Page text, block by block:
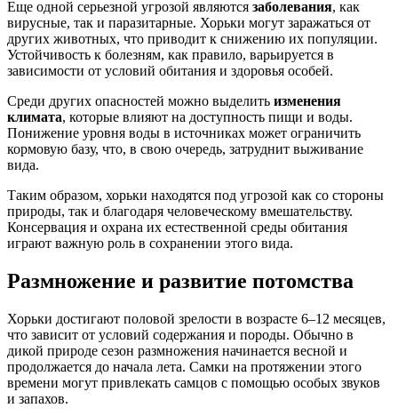
Еще одной серьезной угрозой являются заболевания, как
вирусные, так и паразитарные. Хорьки могут заражаться от
других животных, что приводит к снижению их популяции.
Устойчивость к болезням, как правило, варьируется в
зависимости от условий обитания и здоровья особей.
Среди других опасностей можно выделить изменения
климата, которые влияют на доступность пищи и воды.
Понижение уровня воды в источниках может ограничить
кормовую базу, что, в свою очередь, затруднит выживание
вида.
Таким образом, хорьки находятся под угрозой как со стороны
природы, так и благодаря человеческому вмешательству.
Консервация и охрана их естественной среды обитания
играют важную роль в сохранении этого вида.
Размножение и развитие потомства
Хорьки достигают половой зрелости в возрасте 6–12 месяцев,
что зависит от условий содержания и породы. Обычно в
дикой природе сезон размножения начинается весной и
продолжается до начала лета. Самки на протяжении этого
времени могут привлекать самцов с помощью особых звуков
и запахов.